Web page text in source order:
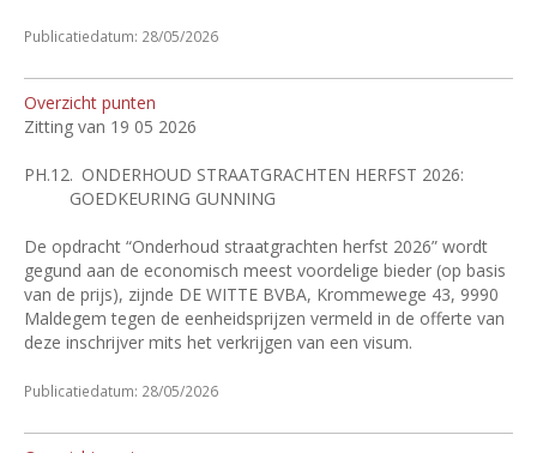
Publicatiedatum: 28/05/2026
Overzicht punten
Zitting van 19 05 2026
PH.12. ONDERHOUD STRAATGRACHTEN HERFST 2026:
GOEDKEURING GUNNING
De opdracht “Onderhoud straatgrachten herfst 2026” wordt
gegund aan de economisch meest voordelige bieder (op basis
van de prijs), zijnde DE WITTE BVBA, Krommewege 43, 9990
Maldegem tegen de eenheidsprijzen vermeld in de offerte van
deze inschrijver mits het verkrijgen van een visum.
Publicatiedatum: 28/05/2026